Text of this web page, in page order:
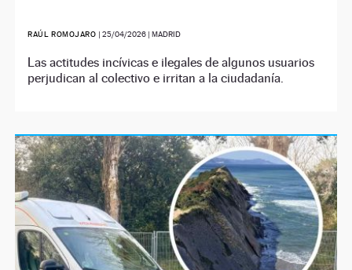
RAÚL ROMOJARO | 25/04/2026| MADRID
Las actitudes incívicas e ilegales de algunos usuarios
perjudican al colectivo e irritan a la ciudadanía.